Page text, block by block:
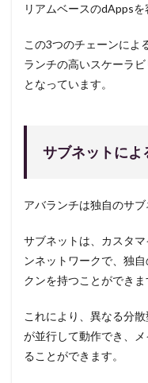
リアムベースのdAppsを
この3つのチェーンによ
ランチの高いスケーラ
となっています。
サブネットによ
アバランチは独自のサブ
サブネットは、カスタ
ンネットワークで、独
クンを持つことができま
これにより、異なる分
が並行して動作でき、
ることができます。